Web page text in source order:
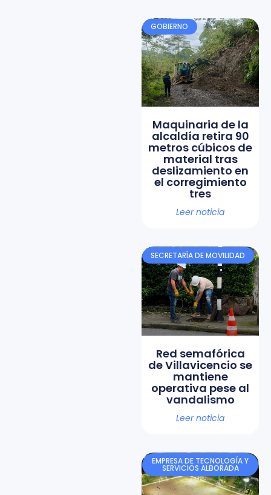
GOBIERNO
Maquinaria de la
alcaldía retira 90
metros cúbicos de
material tras
deslizamiento en
el corregimiento
tres
Leer noticia
SECRETARÍA DE MOVILIDAD
Red semafórica
de Villavicencio se
mantiene
operativa pese al
vandalismo
Leer noticia
EMPRESA DE TECNOLOGÍA Y
SERVICIOS ALBORADA